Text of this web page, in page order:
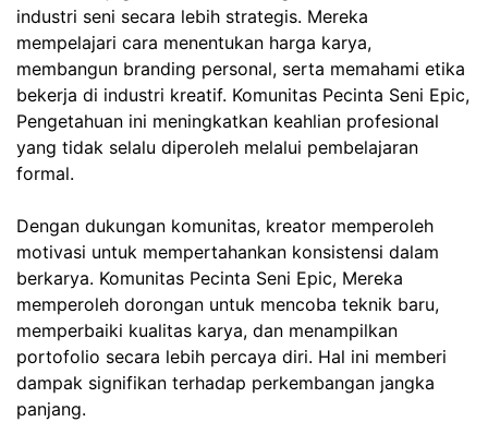
industri seni secara lebih strategis. Mereka
mempelajari cara menentukan harga karya,
membangun branding personal, serta memahami etika
bekerja di industri kreatif. Komunitas Pecinta Seni Epic,
Pengetahuan ini meningkatkan keahlian profesional
yang tidak selalu diperoleh melalui pembelajaran
formal.
Dengan dukungan komunitas, kreator memperoleh
motivasi untuk mempertahankan konsistensi dalam
berkarya. Komunitas Pecinta Seni Epic, Mereka
memperoleh dorongan untuk mencoba teknik baru,
memperbaiki kualitas karya, dan menampilkan
portofolio secara lebih percaya diri. Hal ini memberi
dampak signifikan terhadap perkembangan jangka
panjang.